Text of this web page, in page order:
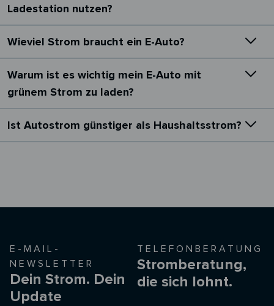
Ladestation nutzen?
Wieviel Strom braucht ein E-Auto?
Warum ist es wichtig mein E-Auto mit
grünem Strom zu laden?
Ist Autostrom günstiger als Haushaltsstrom?
E-MAIL-
NEWSLETTER
Dein Strom. Dein
Update
TELEFONBERATUNG
Stromberatung,
die sich lohnt.